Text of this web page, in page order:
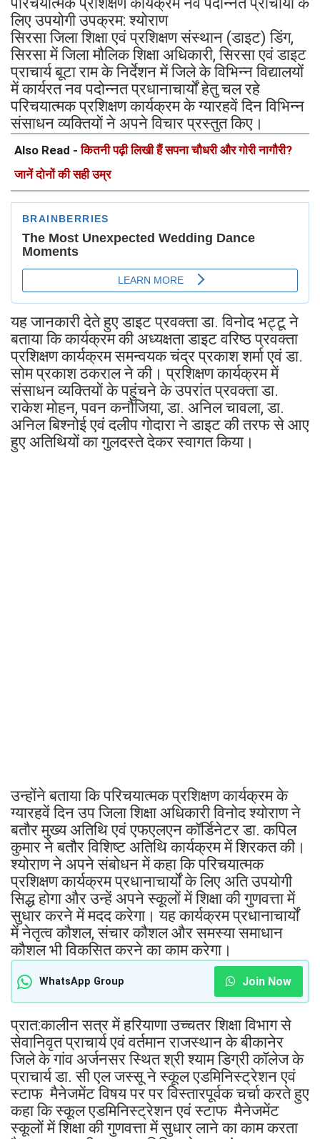
लिए उपयोगी उपक्रम: श्योराण
सिरसा जिला शिक्षा एवं प्रशिक्षण संस्थान (डाइट) डिंग,
सिरसा में जिला मौलिक शिक्षा अधिकारी, सिरसा एवं डाइट
प्राचार्य बूटा राम के निर्देशन में जिले के विभिन्न विद्यालयों
में कार्यरत नव पदोन्नत प्रधानाचार्यों हेतु चल रहे
परिचयात्मक प्रशिक्षण कार्यक्रम के ग्यारहवें दिन विभिन्न
संसाधन व्यक्तियों ने अपने विचार प्रस्तुत किए।
Also Read -कितनी पढ़ी लिखी हैं सपना चौधरी और गोरी नागौरी?
जानें दोनों की सही उम्र
यह जानकारी देते हुए डाइट प्रवक्ता डा. विनोद भट्टू ने
बताया कि कार्यक्रम की अध्यक्षता डाइट वरिष्ठ प्रवक्ता
प्रशिक्षण कार्यक्रम समन्वयक चंद्र प्रकाश शर्मा एवं डा.
सोम प्रकाश ठकराल ने की। प्रशिक्षण कार्यक्रम में
संसाधन व्यक्तियों के पहुंचने के उपरांत प्रवक्ता डा.
राकेश मोहन, पवन कनौजिया, डा. अनिल चावला, डा.
अनिल बिश्नोई एवं दलीप गोदारा ने डाइट की तरफ से आए
हुए अतिथियों का गुलदस्ते देकर स्वागत किया।
उन्होंने बताया कि परिचयात्मक प्रशिक्षण कार्यक्रम के
ग्यारहवें दिन उप जिला शिक्षा अधिकारी विनोद श्योराण ने
बतौर मुख्य अतिथि एवं एफएलएन कॉर्डिनेटर डा. कपिल
कुमार ने बतौर विशिष्ट अतिथि कार्यक्रम में शिरकत की।
श्योराण ने अपने संबोधन में कहा कि परिचयात्मक
प्रशिक्षण कार्यक्रम प्रधानाचार्यों के लिए अति उपयोगी
सिद्ध होगा और उन्हें अपने स्कूलों में शिक्षा की गुणवत्ता में
सुधार करने में मदद करेगा। यह कार्यक्रम प्रधानाचार्यों
में नेतृत्व कौशल, संचार कौशल और समस्या समाधान
कौशल भी विकसित करने का काम करेगा।
WhatsApp Group Join Now
प्रात:कालीन सत्र में हरियाणा उच्चतर शिक्षा विभाग से
सेवानिवृत प्राचार्य एवं वर्तमान राजस्थान के बीकानेर
जिले के गांव अर्जनसर स्थित श्री श्याम डिग्री कॉलेज के
प्राचार्य डा. सी एल जस्सू ने स्कूल एडमिनिस्ट्रेशन एवं
स्टाफ मैनेजमेंट विषय पर पर विस्तारपूर्वक चर्चा करते हुए
कहा कि स्कूल एडमिनिस्ट्रेशन एवं स्टाफ मैनेजमेंट
स्कूलों में शिक्षा की गुणवत्ता में सुधार लाने का काम करता